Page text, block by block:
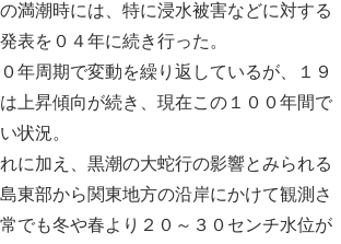
満潮時には、特に浸水被害などに対する
表を０４年に続き行った。
年周期で変動を繰り返しているが、１９
上昇傾向が続き、現在この１００年間で
状況。
に加え、黒潮の大蛇行の影響とみられる
東部から関東地方の沿岸にかけて観測さ
でも冬や春より２０～３０センチ水位が